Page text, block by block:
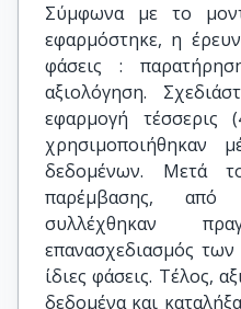
Σύμφωνα με το
εφαρμόστηκε, η
φάσεις :
αξιολόγηση.
εφαρμογή τέσσερις
χρησιμοποιήθηκαν
δεδομένων. Μετά
παρέμβασης,
συλλέχθηκαν
επανασχεδιασμός
ίδιες φάσεις. Τέλος,
δεδομένα και